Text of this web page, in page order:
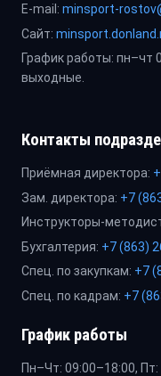
E-mail: minsport-
Сайт:
График работы: пн–чт
выходные.
Контакты
Приёмная директора:
Зам. директора: +7
Инструкторы-
Бухгалтерия: +7 (863)
Спец. по закупкам: +7
Спец. по кадрам: +7
График работы
Пн–Чт: 09:00–18:00,